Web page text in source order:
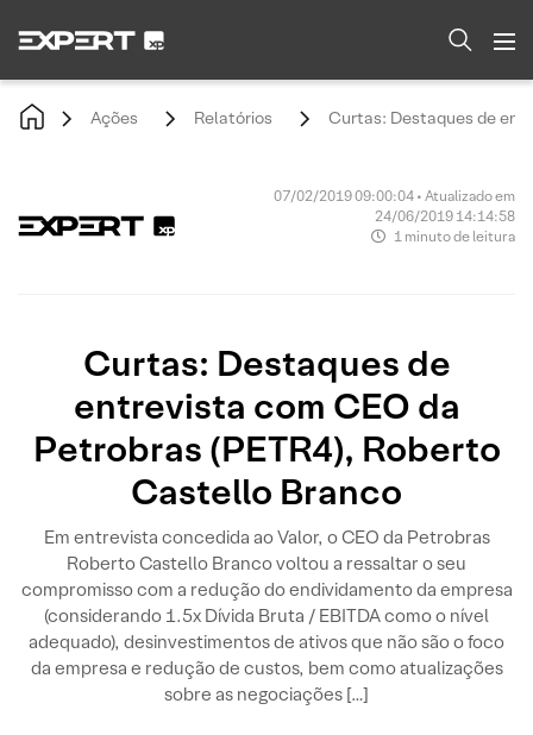
Ações Relatórios Curtas: Destaques de
07/02/2019 09:00:04 • Atualizado em
24/06/2019 14:14:58
1 minuto de leitura
Curtas: Destaques de
entrevista com CEO da
Petrobras (PETR4), Roberto
Castello Branco
Em entrevista concedida ao Valor, o CEO da Petrobras
Roberto Castello Branco voltou a ressaltar o seu
compromisso com a redução do endividamento da empresa
(considerando 1.5x Dívida Bruta / EBITDA como o nível
adequado), desinvestimentos de ativos que não são o foco
da empresa e redução de custos, bem como atualizações
sobre as negociações […]